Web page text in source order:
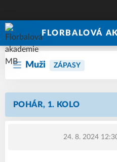
FLORBALOVÁ
Muži ZÁPASY
POHÁR, 1. KOLO
24. 8. 2024